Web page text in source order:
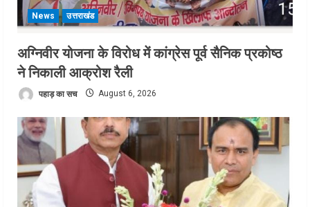
News उत्तराखंड
अग्निवीर योजना के विरोध में कांग्रेस पूर्व सैनिक प्रकोष्ठ
ने निकाली आक्रोश रैली
पहाड़ का सच August 6, 2026